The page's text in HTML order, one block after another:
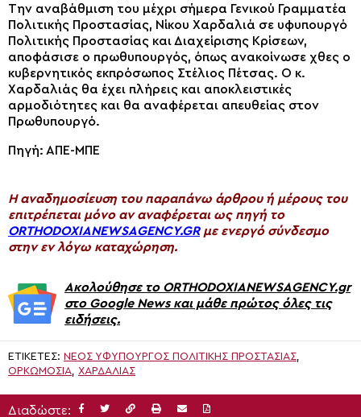
Την αναβάθμιση του μέχρι σήμερα Γενικού Γραμματέα
Πολιτικής Προστασίας, Νίκου Χαρδαλιά σε υφυπουργό
Πολιτικής Προστασίας και Διαχείρισης Κρίσεων,
αποφάσισε ο πρωθυπουργός, όπως ανακοίνωσε χθες ο
κυβερνητικός εκπρόσωπος Στέλιος Πέτσας. Ο κ.
Χαρδαλιάς θα έχει πλήρεις και αποκλειστικές
αρμοδιότητες και θα αναφέρεται απευθείας στον
Πρωθυπουργό.
Πηγή: ΑΠΕ-ΜΠΕ
H αναδημοσίευση του παραπάνω άρθρου ή μέρους του
επιτρέπεται μόνο αν αναφέρεται ως πηγή το
ORTHODOXIANEWSAGENCY.GRμε ενεργό σύνδεσμο
στην εν λόγω καταχώρηση.
Ακολούθησε το ORTHODOXIANEWSAGENCY.gr
στο Google News και μάθε πρώτος όλες τις
ειδήσεις.
ΕΤΙΚΈΤΕΣ: ΝΈΟΣ ΥΦΥΠΟΥΡΓΌΣ ΠΟΛΙΤΙΚΉΣ ΠΡΟΣΤΑΣΊΑΣ,
ΟΡΚΩΜΟΣΙΑ, ΧΑΡΔΑΛΙΆΣ
Διαδώστε: